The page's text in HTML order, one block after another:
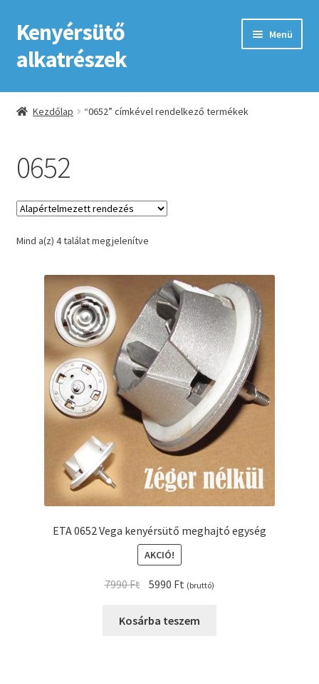
Ugrás
a
navigációhoz
Kilépés
a
tartalomba
Kenyérsütő
alkatrészek
Menü
Kezdőlap
ÁSZF
Fiókom
GYIK
Impresszum
Kapcsolat
Kenyérsütő alkatrészek modellszám alapján
Kenyérsütő használati utasítások
Online HELP
Pénztár
Tippek, tanácsok kenyérsütő szereléshez és
Kezdőlap “0652” címkével rendelkező termékek
0652
Mind a(z) 4 találat megjelenítve
ETA 0652 Vega kenyérsütő meghajtó egység
AKCIÓ!
7990Ft Original
was:
5990 Ft Current
is:
(bruttó)
Kosárba teszem